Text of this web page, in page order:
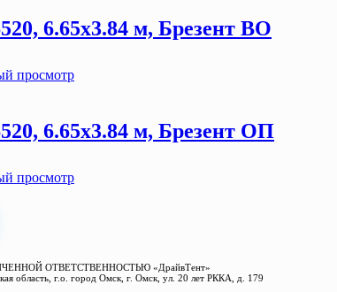
6.65х3.84 м, Брезент ВО
просмотр
6.65х3.84 м, Брезент ОП
просмотр
ОТВЕТСТВЕННОСТЬЮ «ДрайвТент»
область, г.о. город Омск, г. Омск, ул. 20 лет РККА, д. 179